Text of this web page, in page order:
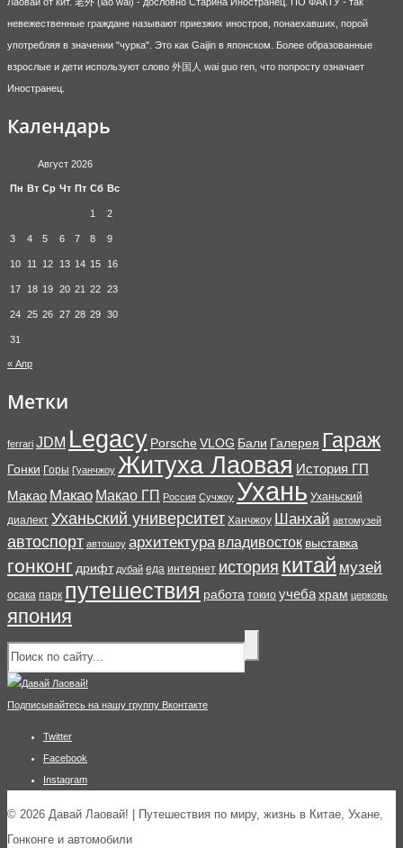
невежественные граждане называют приезжих иностров, понаехавших, порой
употребляя в значении "чурка". Это как Gaijin в японском. Более образованные
взрослые и дети используют слово 外国人 wai guo ren, что попросту означает
Иностранец.
Календарь
Август 2026
Пн Вт Ср Чт Пт Сб Вс
1 2
3 4 5 6 7 8 9
10 11 12 13 14 15 16
17 18 19 20 21 22 23
24 25 26 27 28 29 30
31
« Апр
Метки
ferrari JDM Legacy Porsche VLOG Бали Галерея Гараж
Гонки Горы Гуанчжоу Житуха Лаовая История ГП
Макао Макао Макао ГП Россия Сучжоу Ухань Уханьский
диалект Уханьский университет Ханчжоу Шанхай автомузей
автоспорт автошоу архитектура владивосток выставка
гонконг дрифт дубай еда интернет история китай музей
осака парк путешествия работа токио учебахрам церковь
япония
Подписывайтесь на нашу группу Вконтакте
Twitter
Facebook
Instagram
© 2026 Давай Лаовай! | Путешествия по миру, жизнь в Китае, Ухане,
Гонконге и автомобили